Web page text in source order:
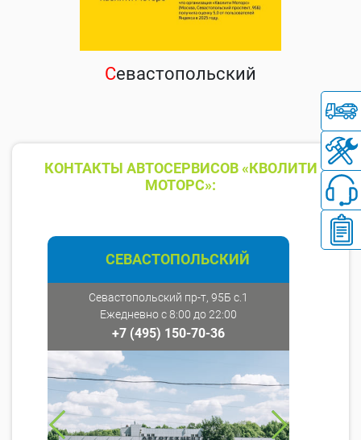
Севастопольский
КОНТАКТЫ АВТОСЕРВИСОВ «КВОЛИТИ
МОТОРС»:
СЕВАСТОПОЛЬСКИЙ
Севастопольский пр-т, 95Б с.1
Ежедневно с 8:00 до 22:00
+7 (495) 150-70-36